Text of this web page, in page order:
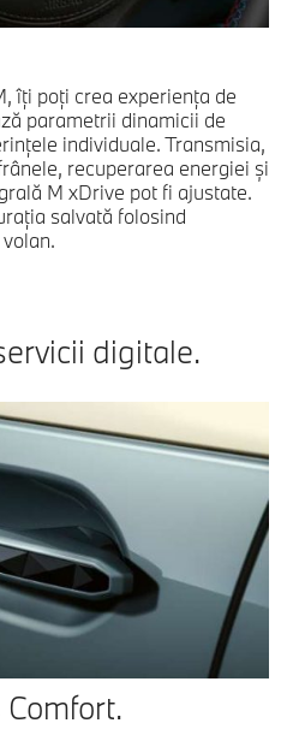
îţi poţi crea experienţa de
parametrii dinamicii de
individuale. Transmisia,
recuperarea energiei şi
M xDrive pot fi ajustate.
salvată folosind
digitale.